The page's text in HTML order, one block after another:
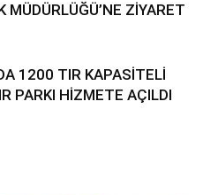
MÜDÜRLÜĞÜ’NE ZİYARET
1200 TIR KAPASİTELİ
PARKI HİZMETE AÇILDI